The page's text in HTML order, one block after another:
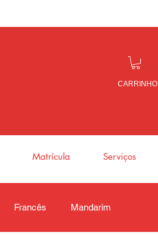
CARRINHO
Matrícula Serviços
Francês Mandarim